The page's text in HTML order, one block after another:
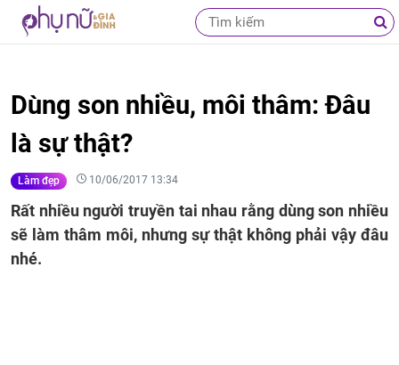
Dùng son nhiều, môi thâm: Đâu
là sự thật?
Làm đẹp 10/06/2017 13:34
Rất nhiều người truyền tai nhau rằng dùng son nhiều
sẽ làm thâm môi, nhưng sự thật không phải vậy đâu
nhé.